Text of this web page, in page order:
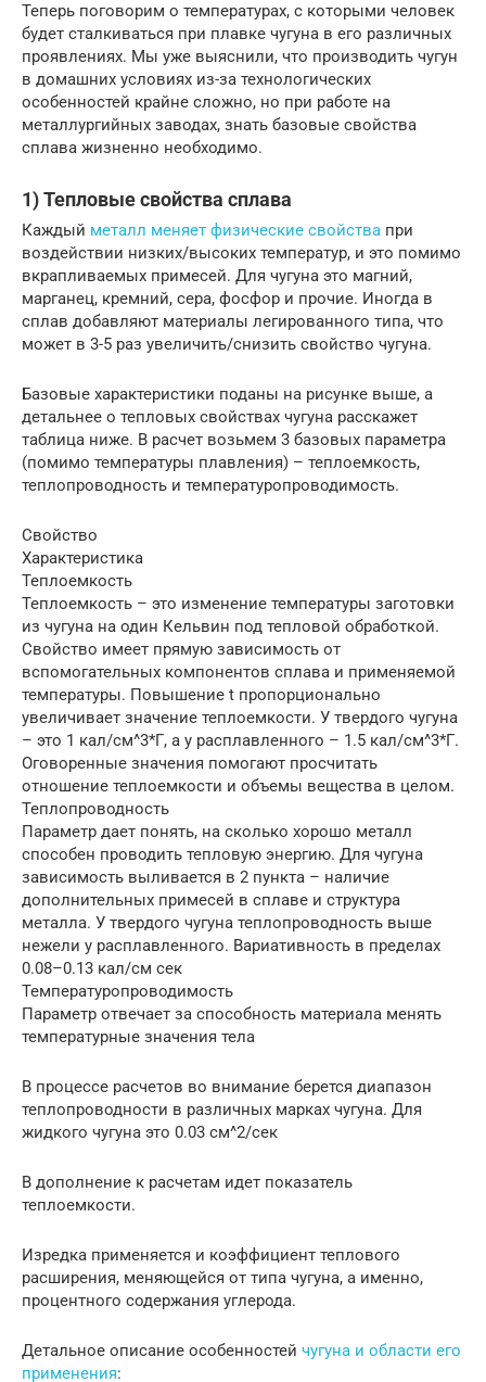
Теперь поговорим о температурах, с которыми человек
будет сталкиваться при плавке чугуна в его различных
проявлениях. Мы уже выяснили, что производить чугун
в домашних условиях из-за технологических
особенностей крайне сложно, но при работе на
металлургийных заводах, знать базовые свойства
сплава жизненно необходимо.
1) Тепловые свойства сплава
Каждый металл меняет физические свойства при
воздействии низких/высоких температур, и это помимо
вкрапливаемых примесей. Для чугуна это магний,
марганец, кремний, сера, фосфор и прочие. Иногда в
сплав добавляют материалы легированного типа, что
может в 3-5 раз увеличить/снизить свойство чугуна.
Базовые характеристики поданы на рисунке выше, а
детальнее о тепловых свойствах чугуна расскажет
таблица ниже. В расчет возьмем 3 базовых параметра
(помимо температуры плавления) – теплоемкость,
теплопроводность и температуропроводимость.
Свойство
Характеристика
Теплоемкость
Теплоемкость – это изменение температуры заготовки
из чугуна на один Кельвин под тепловой обработкой.
Свойство имеет прямую зависимость от
вспомогательных компонентов сплава и применяемой
температуры. Повышение t пропорционально
увеличивает значение теплоемкости. У твердого чугуна
– это 1 кал/см^3*Г, а у расплавленного – 1.5 кал/см^3*Г.
Оговоренные значения помогают просчитать
отношение теплоемкости и объемы вещества в целом.
Теплопроводность
Параметр дает понять, на сколько хорошо металл
способен проводить тепловую энергию. Для чугуна
зависимость выливается в 2 пункта – наличие
дополнительных примесей в сплаве и структура
металла. У твердого чугуна теплопроводность выше
нежели у расплавленного. Вариативность в пределах
0.08–0.13 кал/см сек
Температуропроводимость
Параметр отвечает за способность материала менять
температурные значения тела
В процессе расчетов во внимание берется диапазон
теплопроводности в различных марках чугуна. Для
жидкого чугуна это 0.03 см^2/сек
В дополнение к расчетам идет показатель
теплоемкости.
Изредка применяется и коэффициент теплового
расширения, меняющейся от типа чугуна, а именно,
процентного содержания углерода.
Детальное описание особенностей чугуна и области его
применения: